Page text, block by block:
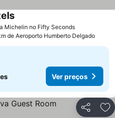
Michelin no Fifty Seconds
de Aeroporto Humberto Delgado
Ver preços
Partilhar